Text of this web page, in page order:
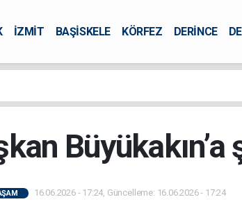
İZMİT BAŞİSKELE KÖRFEZ DERİNCE
16.06.2026 - 17:24, Güncelleme: 16.06.2026 - 17:24